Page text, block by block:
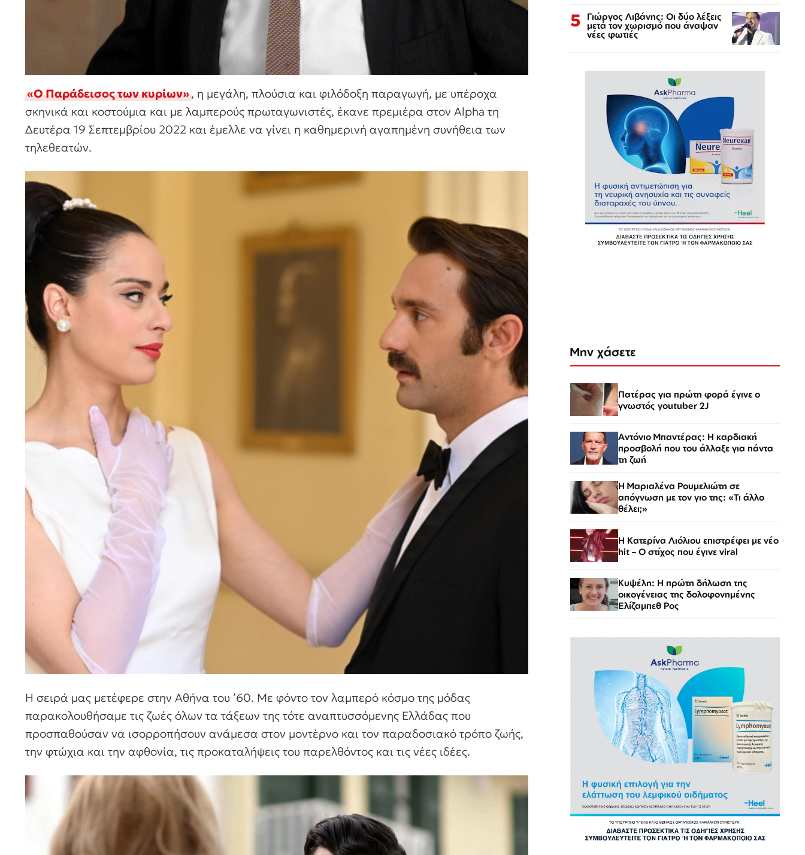
«Ο Παράδεισος των κυρίων», η μεγάλη, πλούσια και φιλόδοξη παραγωγή, με υπέροχα
σκηνικά και κοστούμια και με λαμπερούς πρωταγωνιστές, έκανε πρεμιέρα στον Alpha τη
Δευτέρα 19 Σεπτεμβρίου 2022 και έμελλε να γίνει η καθημερινή αγαπημένη συνήθεια των
τηλεθεατών.
Η σειρά μας μετέφερε στην Αθήνα του ’60. Με φόντο τον λαμπερό κόσμο της μόδας
παρακολουθήσαμε τις ζωές όλων τα τάξεων της τότε αναπτυσσόμενης Ελλάδας που
προσπαθούσαν να ισορροπήσουν ανάμεσα στον μοντέρνο και τον παραδοσιακό τρόπο ζωής,
την φτώχια και την αφθονία, τις προκαταλήψεις του παρελθόντος και τις νέες ιδέες.
5 Γιώργος Λιβάνης: Οι δύο λέξεις
μετά τον χωρισμό που άναψαν
νέες φωτιές
Μην χάσετε
Πατέρας για πρώτη φορά έγινε ο
γνωστός youtuber 2J
Αντόνιο Μπαντέρας: Η καρδιακή
προσβολή που του άλλαξε για πάντα
τη ζωή
H Μαριαλένα Ρουμελιώτη σε
απόγνωση με τον γιο της: «Τι άλλο
θέλει;»
Η Κατερίνα Λιόλιου επιστρέφει με νέο
hit – Ο στίχος που έγινε viral
Κυψέλη: Η πρώτη δήλωση της
οικογένειας της δολοφονημένης
Ελίζαμπεθ Ρος